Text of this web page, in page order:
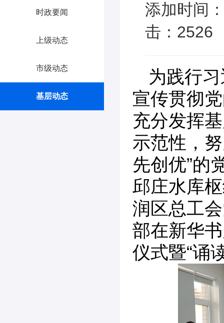
时政要闻
上级动态
市级动态
基层动态
添加时间
击：2526
为践行
宣传贯彻
充分发挥
示范性，
先创优”的
邱庄水库
润区总工
部在新华
仪式暨“诵